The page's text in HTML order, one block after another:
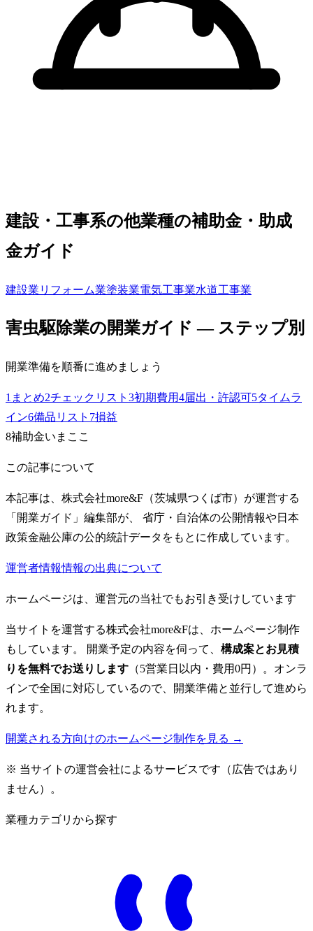
建設・工事系の他業種の補助金・助成
金ガイド
建設業 リフォーム業塗装業電気工事業水道工事業
害虫駆除業の開業ガイド — ステップ別
開業準備を順番に進めましょう
1 まとめ2チェックリスト 3初期費用4届出・許認可5タイムラ
イン6備品リスト 7損益
8補助金いまここ
この記事について
本記事は、株式会社more&F（茨城県つくば市）が運営する
「開業ガイド」編集部が、 省庁・自治体の公開情報や日本
政策金融公庫の公的統計データをもとに作成しています。
運営者情報情報の出典について
ホームページは、運営元の当社でもお引き受けしています
当サイトを運営する株式会社more&Fは、ホームページ制作
もしています。 開業予定の内容を伺って、 構成案とお見積
りを無料でお送りします （5営業日以内・費用0円）。オンラ
インで全国に対応しているので、開業準備と並行して進めら
れます。
開業される方向けのホームページ制作を見る →
※ 当サイトの運営会社によるサービスです（広告ではあり
ません）。
業種カテゴリから探す